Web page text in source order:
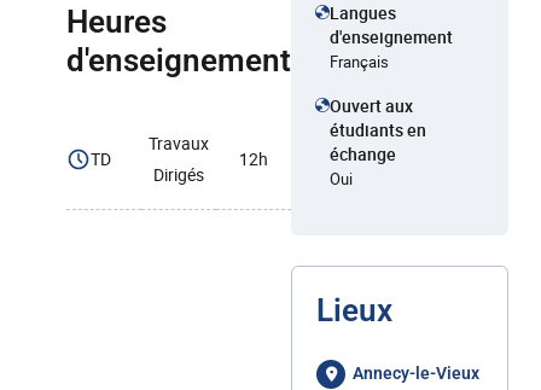
Heures
d'enseignement
TD
Travaux
Dirigés
12h
Langues
d'enseignement
Français
Ouvert aux
étudiants en
échange
Oui
Lieux
Annecy-le-Vieux